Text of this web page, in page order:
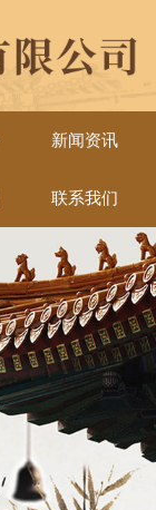
新闻资讯
联系我们